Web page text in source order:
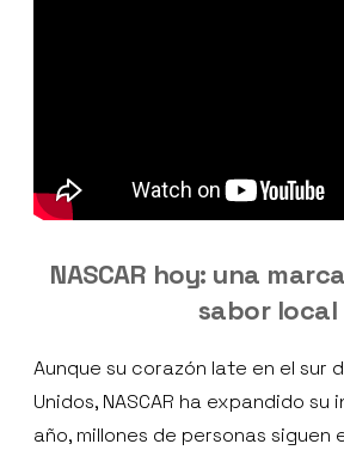
NASCAR hoy: una
sabor local
Aunque su corazón late en el sur
Unidos, NASCAR ha expandido su
año, millones de personas siguen